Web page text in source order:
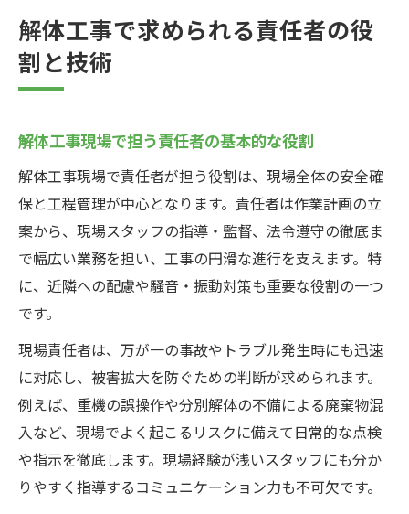
解体工事で求められる責任者の役
割と技術
解体工事現場で担う責任者の基本的な役割
解体工事現場で責任者が担う役割は、現場全体の安全確
保と工程管理が中心となります。責任者は作業計画の立
案から、現場スタッフの指導・監督、法令遵守の徹底ま
で幅広い業務を担い、工事の円滑な進行を支えます。特
に、近隣への配慮や騒音・振動対策も重要な役割の一つ
です。
現場責任者は、万が一の事故やトラブル発生時にも迅速
に対応し、被害拡大を防ぐための判断が求められます。
例えば、重機の誤操作や分別解体の不備による廃棄物混
入など、現場でよく起こるリスクに備えて日常的な点検
や指示を徹底します。現場経験が浅いスタッフにも分か
りやすく指導するコミュニケーション力も不可欠です。